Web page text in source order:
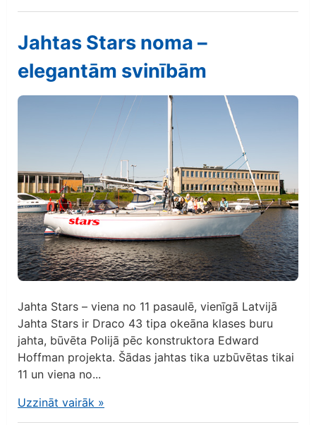
Jahtas Stars noma –
elegantām svinībām
Jahta Stars – viena no 11 pasaulē, vienīgā Latvijā
Jahta Stars ir Draco 43 tipa okeāna klases buru
jahta, būvēta Polijā pēc konstruktora Edward
Hoffman projekta. Šādas jahtas tika uzbūvētas tikai
11 un viena no...
Uzzināt vairāk »